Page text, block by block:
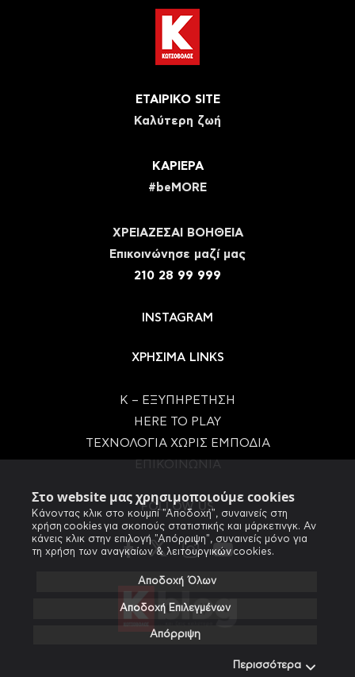
Στο website μας χρησιμοποιούμε cookies
Κάνοντας κλικ στο κουμπί "Αποδοχή", συναινείς στη
χρήση cookies για σκοπούς στατιστικής και μάρκετινγκ. Αν
κάνεις κλικ στην επιλογή "Απόρριψη", συναινείς μόνο για
τη χρήση των αναγκαίων & λειτουργικών cookies.
Αποδοχή Όλων
Αποδοχή Επιλεγμένων
Απόρριψη
Περισσότερα
ΕΤΑΙΡΙΚΟ SITE
Καλύτερη ζωή
ΚΑΡΙΕΡΑ
#beMORE
ΧΡΕΙΑΖΕΣΑΙ ΒΟΗΘΕΙΑ
Eπικοινώνησε μαζί μας
210 28 99 999
INSTAGRAM
ΧΡΗΣΙΜΑ LINKS
Κ – ΕΞΥΠΗΡΕΤΗΣΗ
HERE TO PLAY
ΤΕΧΝΟΛΟΓΙΑ ΧΩΡΙΣ ΕΜΠΟΔΙΑ
FOLLOW US